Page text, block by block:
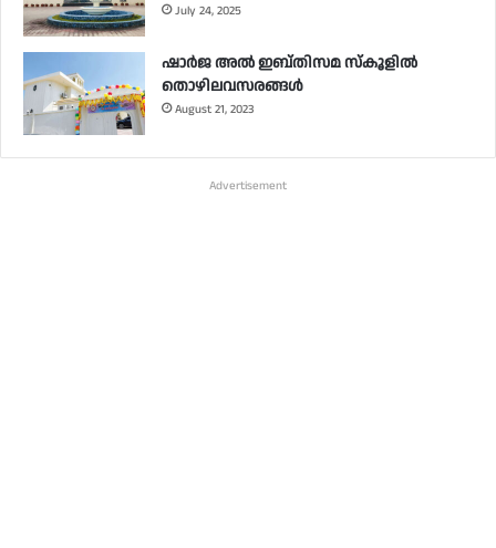
July 24, 2025
ഷാർജ അൽ ഇബ്തിസമ സ്‌കൂളിൽ
തൊഴിലവസരങ്ങൾ
August 21, 2023
Advertisement